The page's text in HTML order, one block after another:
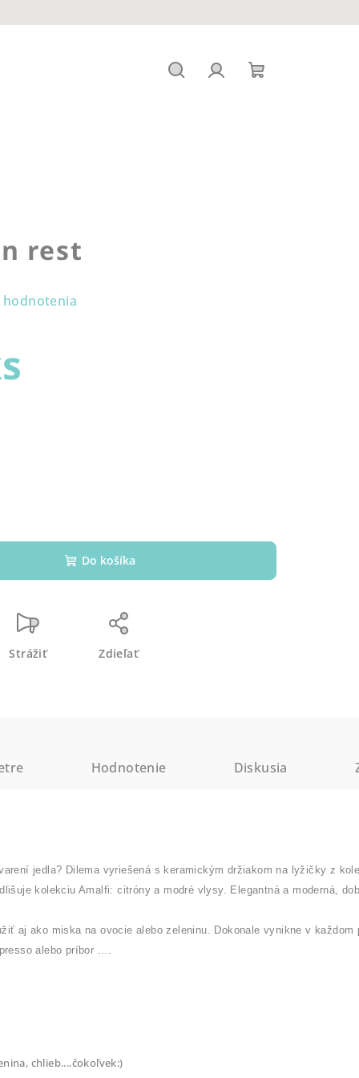
rest
Do košíka
Strážiť Zdieľať
Hodnotenie Diskusia
jedla? Dilema vyriešená s keramickým držiakom na lyžičky z
kolekciu Amalfi: citróny a modré vlysy. Elegantná a moderná,
aj ako miska na ovocie alebo zeleninu. Dokonale vynikne v
alebo príbor ....
chlieb....čokoľvek:)